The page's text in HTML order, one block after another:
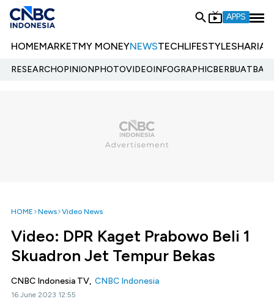
APPS
HOMEMARKETMY MONEYNEWSTECHLIFESTYLESHARIA
RESEARCHOPINIONPHOTOVIDEOINFOGRAPHIC
HOME News Video News
Video: DPR Kaget Prabowo Beli 1
Skuadron Jet Tempur Bekas
CNBC Indonesia TV, CNBC Indonesia
16 June 2023 12:55